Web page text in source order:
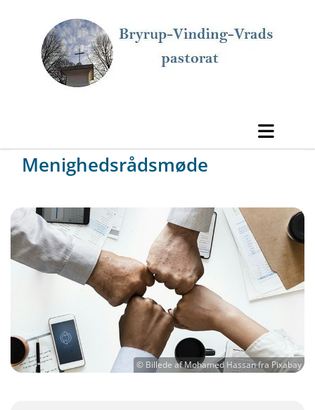
Menighedsrådsmøde
© Billede af Mohamed Hassan fra Pixabay